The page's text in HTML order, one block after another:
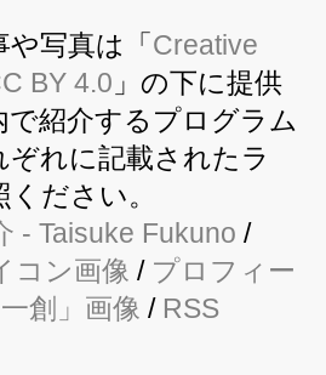
や写真は「Creative
BY 4.0 」の下に提供
で紹介するプログラム
れに記載されたラ
ださい。
- Taisuke Fukuno /
コン画像 / プロフィー
一創」画像 / RSS